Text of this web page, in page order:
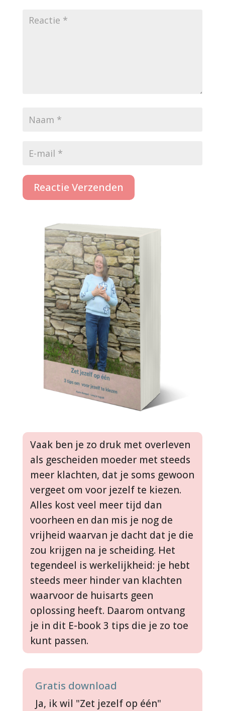
Reactie Verzenden
Vaak ben je zo druk met overleven
als gescheiden moeder met steeds
meer klachten, dat je soms gewoon
vergeet om voor jezelf te kiezen.
Alles kost veel meer tijd dan
voorheen en dan mis je nog de
vrijheid waarvan je dacht dat je die
zou krijgen na je scheiding. Het
tegendeel is werkelijkheid: je hebt
steeds meer hinder van klachten
waarvoor de huisarts geen
oplossing heeft. Daarom ontvang
je in dit E-book 3 tips die je zo toe
kunt passen.
Gratis download
Ja, ik wil "Zet jezelf op één"